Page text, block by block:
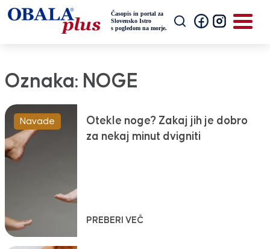
Oznaka: NOGE
Navade
Otekle noge? Zakaj jih je dobro
za nekaj minut dvigniti
PREBERI VEČ